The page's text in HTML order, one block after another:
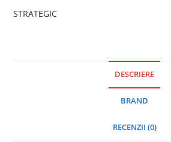
STRATEGIC
DESCRIERE
BRAND
RECENZII (0)